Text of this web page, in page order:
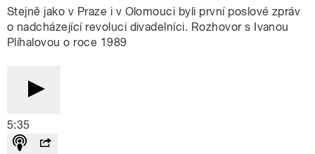
Stejně jako v Praze i v Olomouci byli první poslové zpráv
o nadcházející revoluci divadelníci. Rozhovor s Ivanou
Plíhalovou o roce 1989
5:35